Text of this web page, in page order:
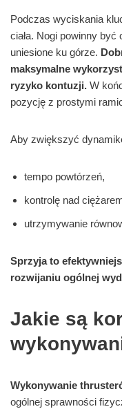
Podczas wyciskania
ciała. Nogi powinny być
uniesione ku górze.
maksymalne
ryzyko kontuzji. W
pozycję z prostymi
Aby zwiększyć
tempo powtórzeń,
kontrolę nad
utrzymywanie
Sprzyja to
rozwijaniu ogólnej
Jakie są
Wykonywanie
ogólnej sprawności